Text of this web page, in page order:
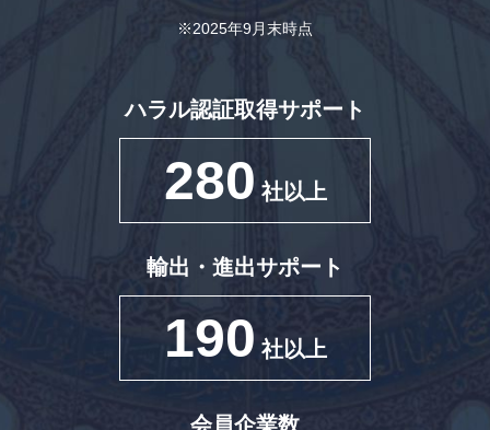
※2025年9月末時点
ハラル認証取得サポート
280 社以上
輸出・進出サポート
190 社以上
会員企業数